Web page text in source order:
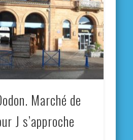
Marché de
J s’approche